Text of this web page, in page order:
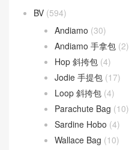
BV (594)
Andiamo (30)
Andiamo 手拿包 (2)
Hop 斜挎包 (4)
Jodie 手提包 (17)
Loop 斜挎包 (4)
Parachute Bag (10)
Sardine Hobo (4)
Wallace Bag (10)